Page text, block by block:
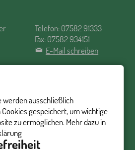
Telefon: 07582 91333
Fax: 07582 934151
E-Mail schreiben
werden ausschließlich
gespeichert, um wichtige
zu ermöglichen. Mehr dazu in